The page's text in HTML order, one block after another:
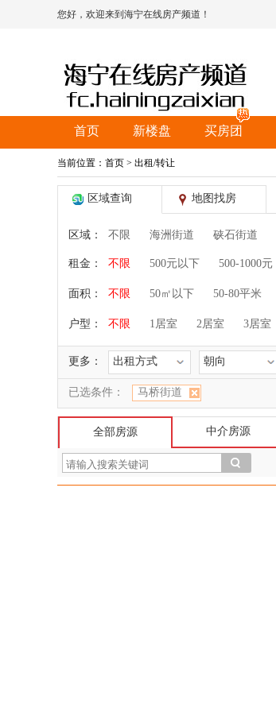
您好，欢迎来到海宁在线房产频道！
首页 新楼盘 买房团
当前位置： 首页 > 出租/转让
区域查询 地图找房
区域： 不限 海洲街道 硖石街道
租金： 不限 500元以下 500-1000元
面积： 不限 50㎡以下 50-80平米
户型： 不限 1居室 2居室 3居室
更多： 出租方式 朝向
已选条件： 马桥街道
全部房源 中介房源